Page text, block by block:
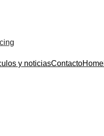
y noticiasContactoHome